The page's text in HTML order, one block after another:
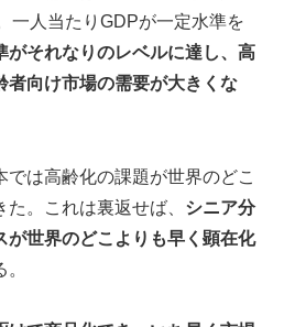
一人当たりGDPが一定水準を
がそれなりのレベルに達し、高
者向け市場の需要が大きくな
は高齢化の課題が世界のどこ
。これは裏返せば、 シニア分
が世界のどこよりも早く顕在化